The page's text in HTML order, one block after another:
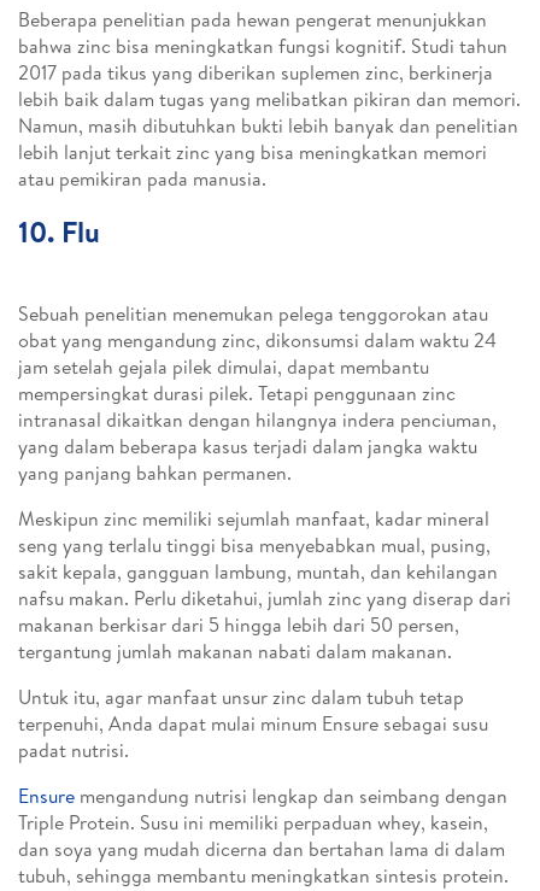
Beberapa penelitian pada hewan pengerat menunjukkan
bahwa zinc bisa meningkatkan fungsi kognitif. Studi tahun
2017 pada tikus yang diberikan suplemen zinc, berkinerja
lebih baik dalam tugas yang melibatkan pikiran dan memori.
Namun, masih dibutuhkan bukti lebih banyak dan penelitian
lebih lanjut terkait zinc yang bisa meningkatkan memori
atau pemikiran pada manusia.
10. Flu
Sebuah penelitian menemukan pelega tenggorokan atau
obat yang mengandung zinc, dikonsumsi dalam waktu 24
jam setelah gejala pilek dimulai, dapat membantu
mempersingkat durasi pilek. Tetapi penggunaan zinc
intranasal dikaitkan dengan hilangnya indera penciuman,
yang dalam beberapa kasus terjadi dalam jangka waktu
yang panjang bahkan permanen.
Meskipun zinc memiliki sejumlah manfaat, kadar mineral
seng yang terlalu tinggi bisa menyebabkan mual, pusing,
sakit kepala, gangguan lambung, muntah, dan kehilangan
nafsu makan. Perlu diketahui, jumlah zinc yang diserap dari
makanan berkisar dari 5 hingga lebih dari 50 persen,
tergantung jumlah makanan nabati dalam makanan.
Untuk itu, agar manfaat unsur zinc dalam tubuh tetap
terpenuhi, Anda dapat mulai minum Ensure sebagai susu
padat nutrisi.
Ensure mengandung nutrisi lengkap dan seimbang dengan
Triple Protein. Susu ini memiliki perpaduan whey, kasein,
dan soya yang mudah dicerna dan bertahan lama di dalam
tubuh, sehingga membantu meningkatkan sintesis protein.